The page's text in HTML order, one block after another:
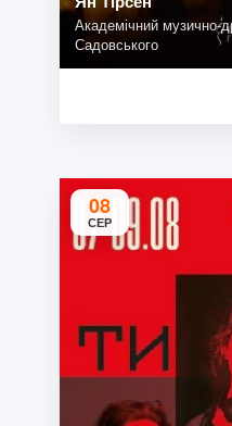
Академічний музично-
Садовського
08
СЕР